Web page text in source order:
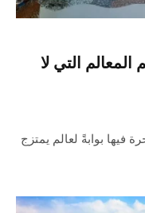
التي لا
فيها بوابةً لعالم يمتزج